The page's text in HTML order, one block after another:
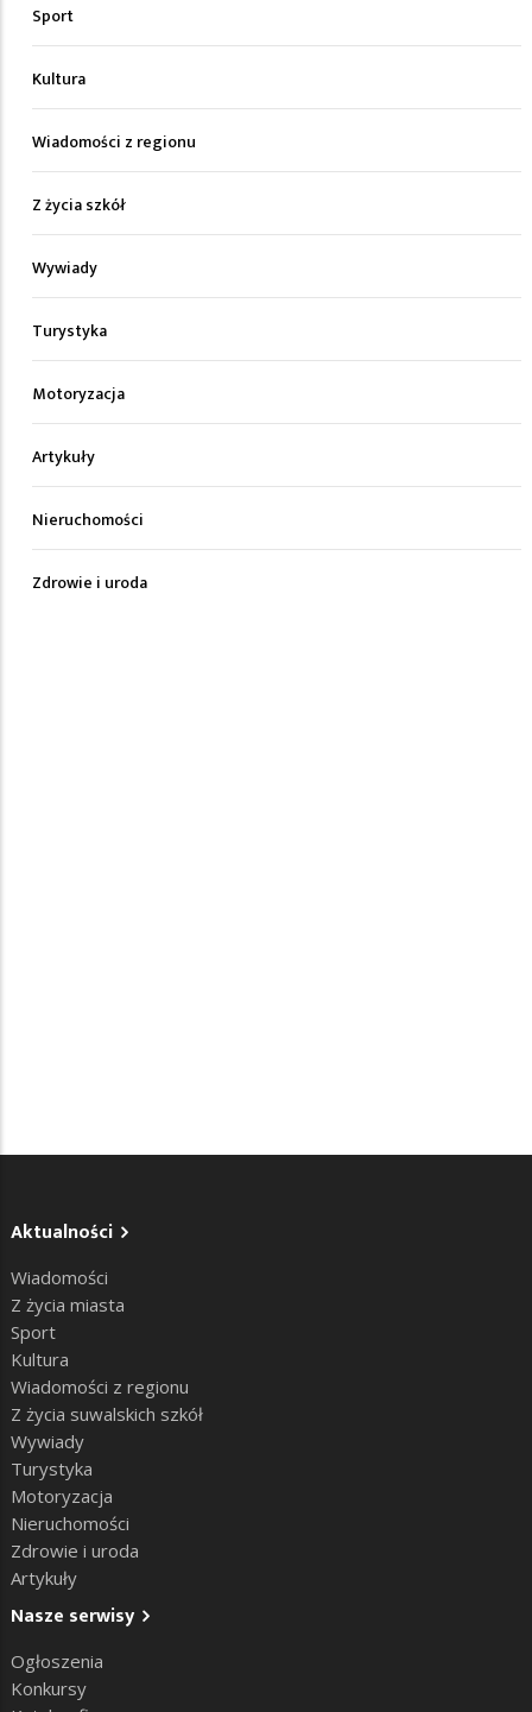
Sport
Kultura
Wiadomości z regionu
Z życia szkół
Wywiady
Turystyka
Motoryzacja
Artykuły
Nieruchomości
Zdrowie i uroda
Aktualności
Wiadomości
Z życia miasta
Sport
Kultura
Wiadomości z regionu
Z życia suwalskich szkół
Wywiady
Turystyka
Motoryzacja
Nieruchomości
Zdrowie i uroda
Artykuły
Nasze serwisy
Ogłoszenia
Konkursy